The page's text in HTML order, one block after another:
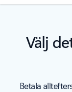
Välj
Betala